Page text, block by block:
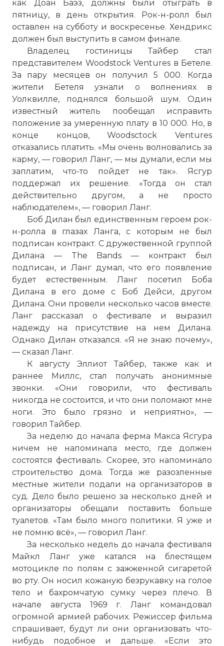
как Доан Баэз, должны были отыграть в
пятницу, в день открытия. Рок-н-ролл был
оставлен на субботу и воскресенье. Хендрикс
должен был выступить в самом финале.
Владелец гостиницы Тайбер стал
представителем Woodstock Ventures в Бетеле.
За пару месяцев он получил 5 000. Когда
жители Бетеля узнали о волнениях в
Уолквилле, поднялся большой шум. Один
известный житель пообещал исправить
положение за умеренную плату в 10 000. Но, в
конце концов, Woodsctock Ventures
отказались платить. «Мы очень волновались за
карму, — говорил Ланг, — мы думали, если мы
заплатим, что-то пойдет не так». Ясгур
поддержал их решение. «Тогда он стал
действительно другом, а не просто
наблюдателем», — говорил Ланг.
Боб Дилан был единственным героем рок-
н-ролла в глазах Ланга, с которым не был
подписан контракт. С дружественной группой
Дилана — The Bands — контракт был
подписан, и Ланг думал, что его появление
будет естественным. Ланг посетил Боба
Дилана в его доме с Боб Дейси, другом
Дилана. Они провели несколько часов вместе.
Ланг рассказал о фестивале и выразил
надежду на присутствие на нем Дилана.
Однако Дилан отказался. «Я не знаю почему»,
— сказал Ланг.
К августу Эллиот Тайбер, также как и
раннее Миллс, стал получать анонимные
звонки. «Они говорили, что фестиваль
никогда не состоится, и что они поломают мне
ноги. Это было грязно и неприятно», —
говорил Тайбер.
За неделю до начала ферма Макса Ясгура
ничем не напоминала место, где должен
состоятся фестиваль. Скорее, это напоминало
строительство дома. Тогда же разозленные
местные жители подали на организаторов в
суд. Дело было решено за несколько дней и
организаторы обещали поставить больше
туалетов. «Там было много политики. Я уже и
не помню всё», — говорил Ланг.
За несколько недель до начала фестиваля
Майкл Ланг уже катался на блестящем
мотоцикле по полям с зажженной сигаретой
во рту. Он носил кожаную безрукавку на голое
тело и бахромчатую сумку через плечо. В
начале августа 1969 г. Ланг командовал
огромной армией рабочих. Режиссер фильма
спрашивает, будут ли они организовать что-
нибудь подобное и дальше. «Если это